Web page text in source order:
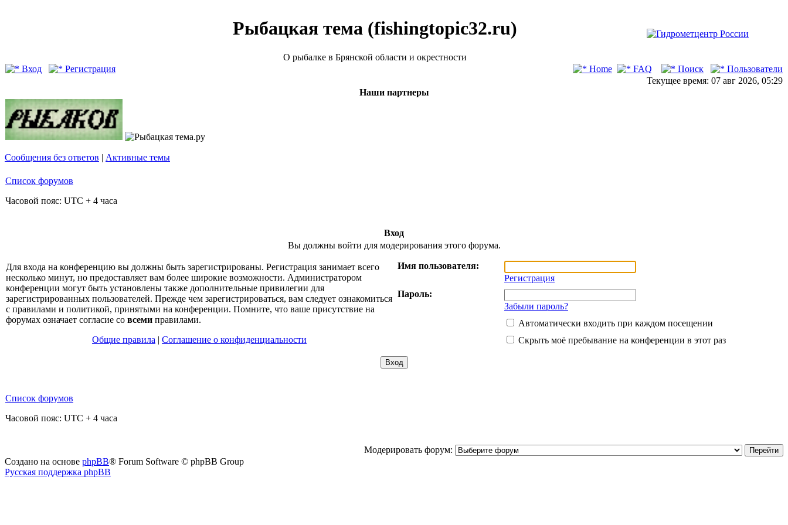
Рыбацкая тема (fishingtopic32.ru)
О рыбалке в Брянской области и окрестности
Вход
Регистрация Home FAQ Поиск
Пользователи
Текущее время: 07 авг 2026, 05:29
Наши партнеры
Сообщения без ответов | Активные темы
Список форумов
Часовой пояс: UTC + 4 часа
Вход
Вы должны войти для модерирования этого форума.
Для входа на конференцию вы должны быть зарегистрированы. Регистрация занимает всего
несколько минут, но предоставляет вам более широкие возможности. Администратором
конференции могут быть установлены также дополнительные привилегии для
зарегистрированных пользователей. Прежде чем зарегистрироваться, вам следует ознакомиться
с правилами и политикой, принятыми на конференции. Помните, что ваше присутствие на
форумах означает согласие со всеми правилами.
Общие правила | Соглашение о конфиденциальности
Имя пользователя:
Регистрация
Пароль:
Забыли пароль?
Автоматически входить при каждом посещении
Скрыть моё пребывание на конференции в этот раз
Список форумов
Часовой пояс: UTC + 4 часа
Модерировать форум:
Создано на основе phpBB® Forum Software © phpBB Group
Русская поддержка phpBB